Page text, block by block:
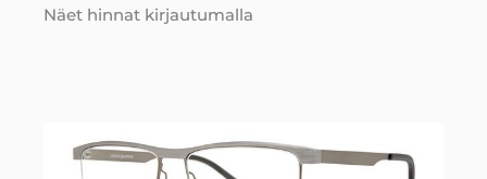
Näet hinnat kirjautumalla